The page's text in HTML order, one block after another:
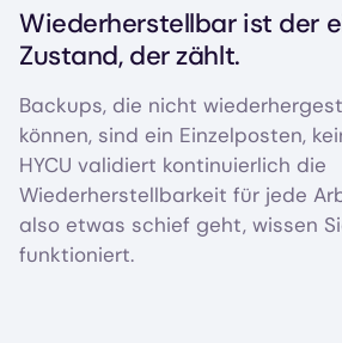
Wiederherstellbar ist der
Zustand, der zählt.
Backups, die nicht
können, sind ein Einzelposten,
HYCU validiert kontinuierlich die
Wiederherstellbarkeit für jede
also etwas schief geht, wissen
funktioniert.